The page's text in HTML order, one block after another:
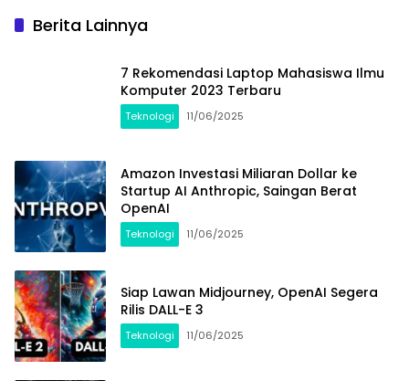
Berita Lainnya
7 Rekomendasi Laptop Mahasiswa Ilmu
Komputer 2023 Terbaru
Teknologi 11/06/2025
Amazon Investasi Miliaran Dollar ke
Startup AI Anthropic, Saingan Berat
OpenAI
Teknologi 11/06/2025
Siap Lawan Midjourney, OpenAI Segera
Rilis DALL-E 3
Teknologi 11/06/2025